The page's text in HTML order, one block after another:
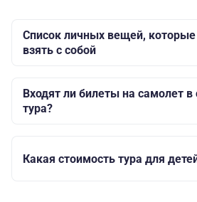
Список личных вещей,
взять с собой
Входят ли билеты на самолет в
тура?
Какая стоимость тура для